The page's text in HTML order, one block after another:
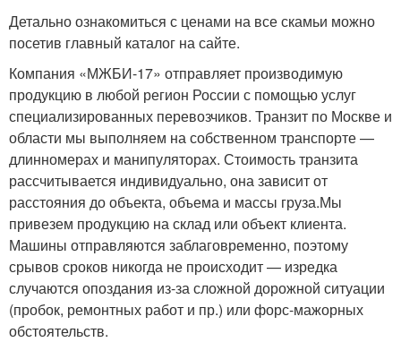
Детально ознакомиться с ценами на все скамьи можно
посетив главный каталог на сайте.
Компания «МЖБИ-17» отправляет производимую
продукцию в любой регион России с помощью услуг
специализированных перевозчиков. Транзит по Москве и
области мы выполняем на собственном транспорте —
длинномерах и манипуляторах. Стоимость транзита
рассчитывается индивидуально, она зависит от
расстояния до объекта, объема и массы груза.Мы
привезем продукцию на склад или объект клиента.
Машины отправляются заблаговременно, поэтому
срывов сроков никогда не происходит — изредка
случаются опоздания из-за сложной дорожной ситуации
(пробок, ремонтных работ и пр.) или форс-мажорных
обстоятельств.